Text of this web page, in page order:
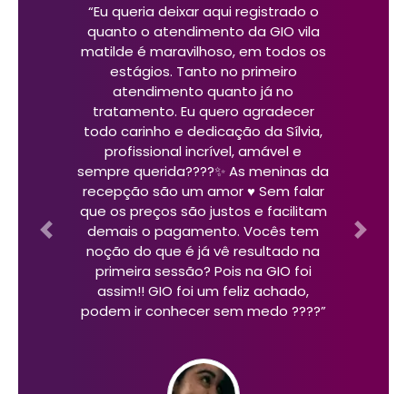
“Eu queria deixar aqui registrado o
quanto o atendimento da GIO vila
matilde é maravilhoso, em todos os
estágios. Tanto no primeiro
atendimento quanto já no
tratamento. Eu quero agradecer
todo carinho e dedicação da Sílvia,
profissional incrível, amável e
sempre querida????✨ As meninas da
recepção são um amor ♥️ Sem falar
que os preços são justos e facilitam
demais o pagamento. Vocês tem
noção do que é já vê resultado na
primeira sessão? Pois na GIO foi
assim!! GIO foi um feliz achado,
podem ir conhecer sem medo ????”
Previous Next